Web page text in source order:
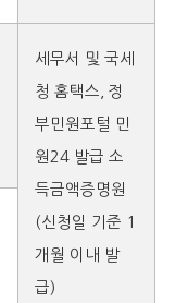
세무서 및 국세
청 홈택스, 정
부민원포털 민
원24 발급 소
득금액증명원
(신청일 기준 1
개월 이내 발
급)